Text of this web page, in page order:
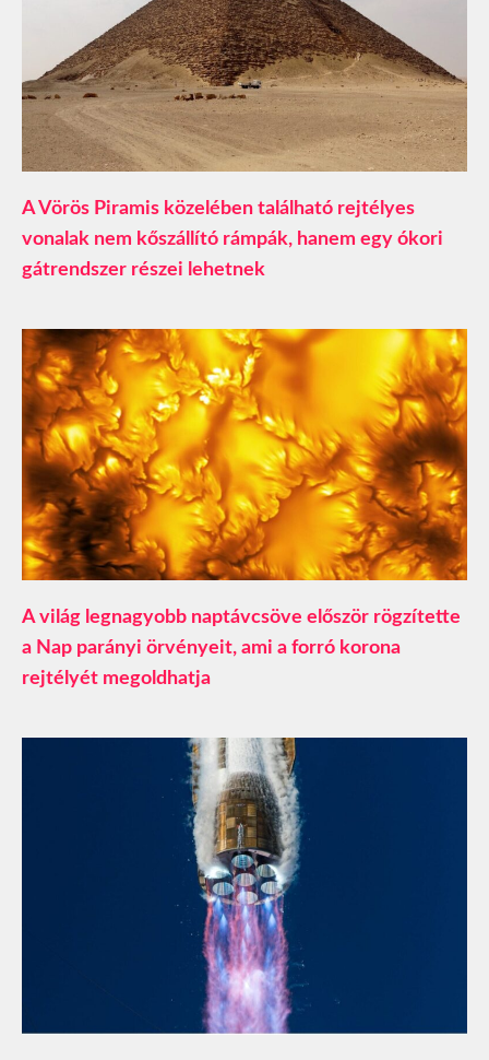
A Vörös Piramis közelében található rejtélyes
vonalak nem kőszállító rámpák, hanem egy ókori
gátrendszer részei lehetnek
A világ legnagyobb naptávcsöve először rögzítette
a Nap parányi örvényeit, ami a forró korona
rejtélyét megoldhatja